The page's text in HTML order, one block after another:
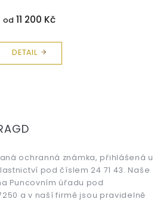
od 11 200 Kč
DETAIL
ochranná známka, přihlášená u
pod číslem 24 71 43. Naše
Puncovním úřadu pod
a v naší firmě jsou pravidelně